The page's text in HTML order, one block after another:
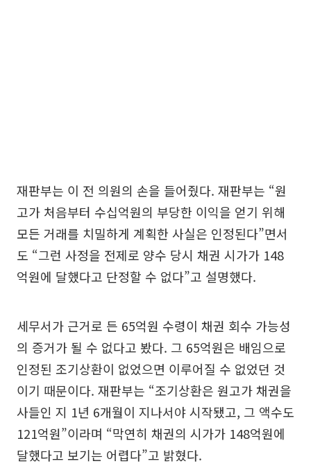
재판부는 이 전 의원의 손을 들어줬다. 재판부는 “원
고가 처음부터 수십억원의 부당한 이익을 얻기 위해
모든 거래를 치밀하게 계획한 사실은 인정된다”면서
도 “그런 사정을 전제로 양수 당시 채권 시가가 148
억원에 달했다고 단정할 수 없다”고 설명했다.
세무서가 근거로 든 65억원 수령이 채권 회수 가능성
의 증거가 될 수 없다고 봤다. 그 65억원은 배임으로
인정된 조기상환이 없었으면 이루어질 수 없었던 것
이기 때문이다. 재판부는 “조기상환은 원고가 채권을
사들인 지 1년 6개월이 지나서야 시작됐고, 그 액수도
121억원”이라며 “막연히 채권의 시가가 148억원에
달했다고 보기는 어렵다”고 밝혔다.